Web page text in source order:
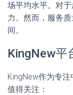
场平均水平。对于
力。然而，服务
间。
KingNew平
KingNew作为专
值得关注：